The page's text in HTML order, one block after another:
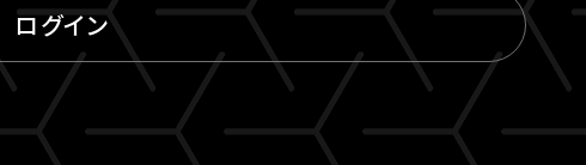
ログイン